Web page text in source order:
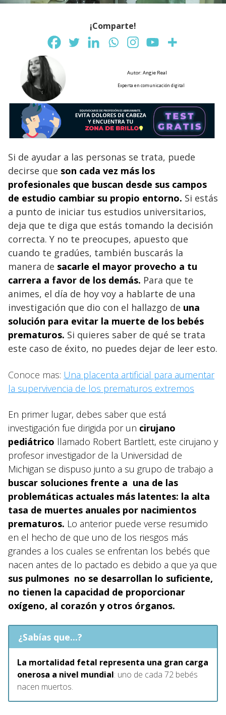
¡Comparte!
Autor: Angie Real
Experta en comunicación digital
Si de ayudar a las personas se trata, puede
decirse que son cada vez más los
profesionales que buscan desde sus campos
de estudio cambiar su propio entorno. Si estás
a punto de iniciar tus estudios universitarios,
deja que te diga que estás tomando la decisión
correcta. Y no te preocupes, apuesto que
cuando te gradúes, también buscarás la
manera de sacarle el mayor provecho a tu
carrera a favor de los demás. Para que te
animes, el día de hoy voy a hablarte de una
investigación que dio con el hallazgo de una
solución para evitar la muerte de los bebés
prematuros. Si quieres saber de qué se trata
este caso de éxito, no puedes dejar de leer esto.
Conoce mas: Una placenta artificial para aumentar
la supervivencia de los prematuros extremos
En primer lugar, debes saber que está
investigación fue dirigida por un cirujano
pediátrico llamado Robert Bartlett, este cirujano y
profesor investigador de la Universidad de
Michigan se dispuso junto a su grupo de trabajo a
buscar soluciones frente a una de las
problemáticas actuales más latentes: la alta
tasa de muertes anuales por nacimientos
prematuros. Lo anterior puede verse resumido
en el hecho de que uno de los riesgos más
grandes a los cuales se enfrentan los bebés que
nacen antes de lo pactado es debido a que ya que
sus pulmones no se desarrollan lo suficiente,
no tienen la capacidad de proporcionar
oxígeno, al corazón y otros órganos.
¿Sabías que...?
La mortalidad fetal representa una gran carga
onerosa a nivel mundial: uno de cada 72 bebés
nacen muertos.